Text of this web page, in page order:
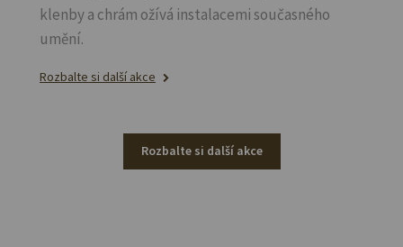
klenby a chrám ožívá instalacemi současného
umění.
Rozbalte si další akce
Rozbalte si další akce